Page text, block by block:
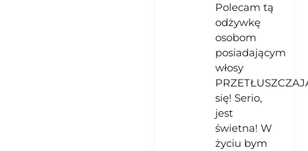
Polecam tą
odżywkę
osobom
posiadającym
włosy
się! Serio,
jest
świetna! W
życiu bym